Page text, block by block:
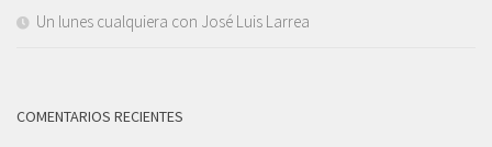
Un lunes cualquiera con José Luis Larrea
COMENTARIOS RECIENTES